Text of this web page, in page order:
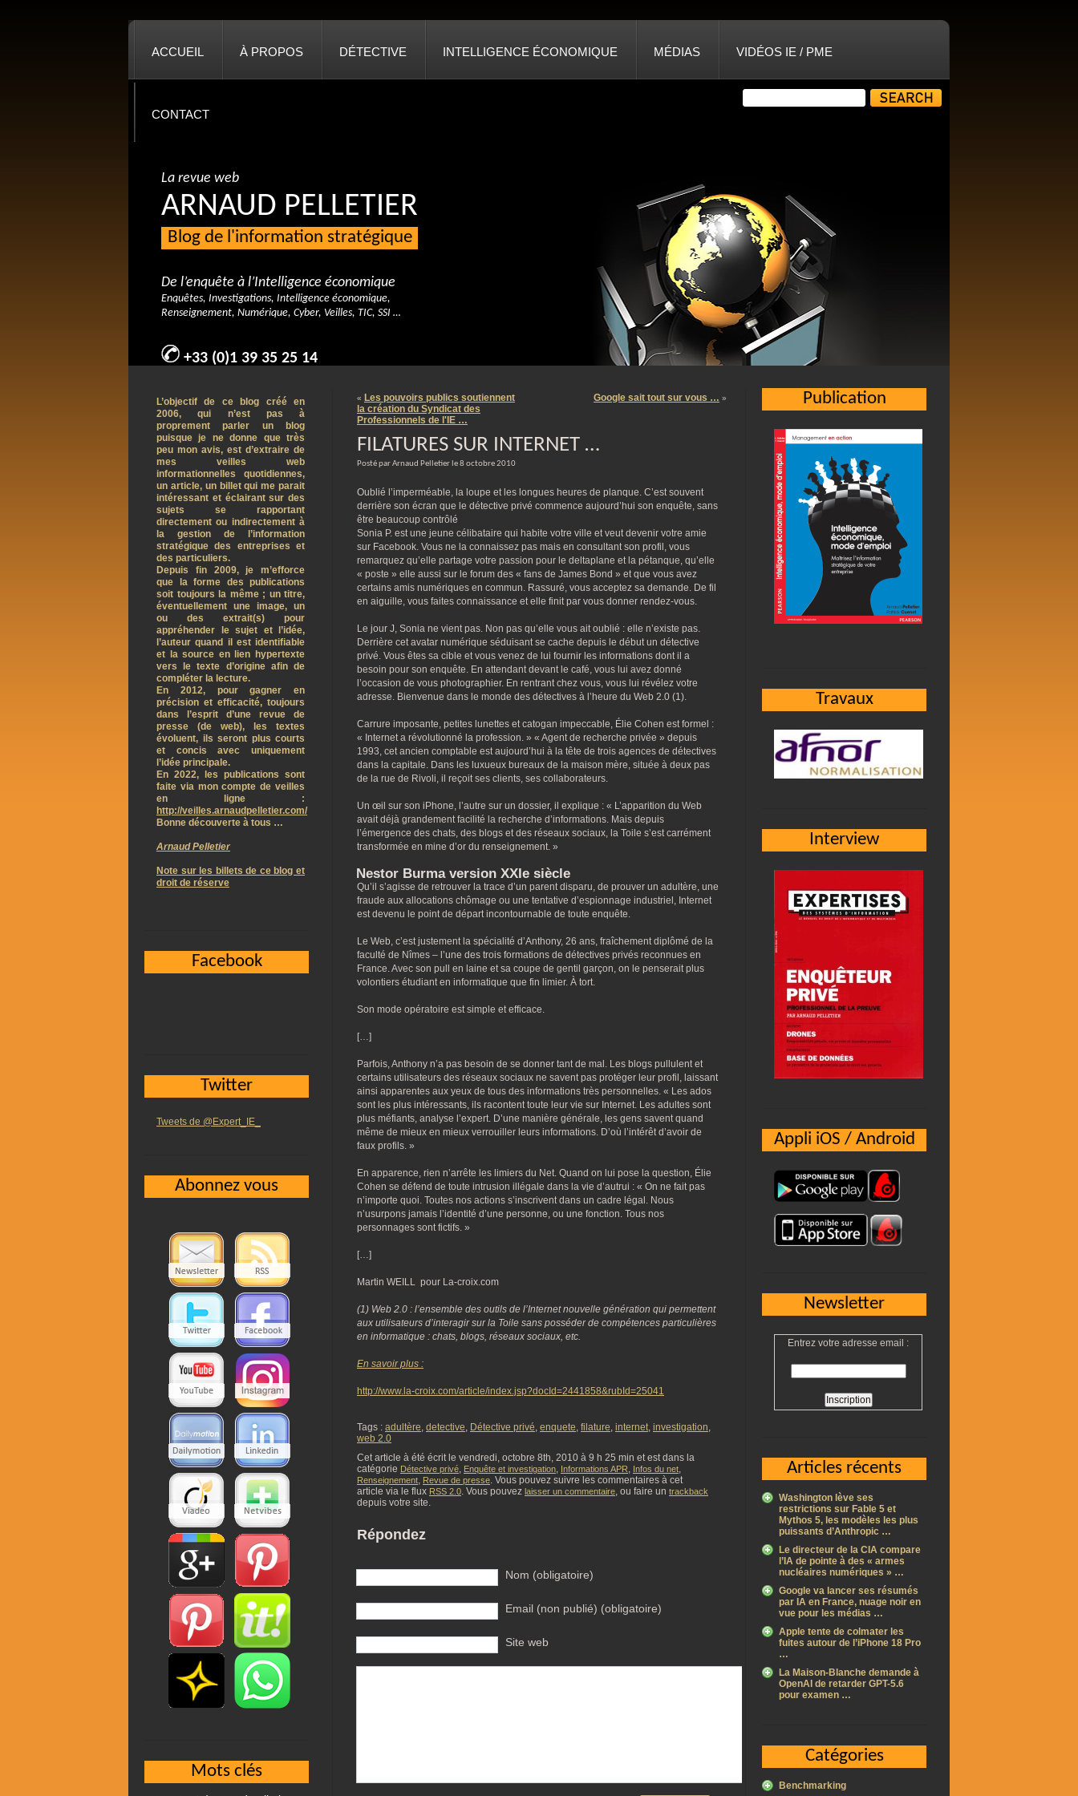
ACCUEIL À PROPOS DÉTECTIVE INTELLIGENCE ÉCONOMIQUE MÉDIAS VIDÉOS IE / PME
CONTACT
La revue web
ARNAUD PELLETIER
Blog de l'information stratégique
De l’enquête à l’Intelligence économique
Enquêtes, Investigations, Intelligence économique,
Renseignement, Numérique, Cyber, Veilles, TIC, SSI …
+33 (0)1 39 35 25 14
« Les pouvoirs publics soutiennent
la création du Syndicat des
Professionnels de l'IE …
Google sait tout sur vous … »
FILATURES SUR INTERNET …
Posté par Arnaud Pelletier le 8 octobre 2010
Oublié l’imperméable, la loupe et les longues heures de planque. C’est souvent
derrière son écran que le détective privé commence aujourd’hui son enquête, sans
être beaucoup contrôlé
Sonia P. est une jeune célibataire qui habite votre ville et veut devenir votre amie
sur Facebook. Vous ne la connaissez pas mais en consultant son profil, vous
remarquez qu’elle partage votre passion pour le deltaplane et la pétanque, qu’elle
« poste » elle aussi sur le forum des « fans de James Bond » et que vous avez
certains amis numériques en commun. Rassuré, vous acceptez sa demande. De fil
en aiguille, vous faites connaissance et elle finit par vous donner rendez-vous.
Le jour J, Sonia ne vient pas. Non pas qu’elle vous ait oublié : elle n’existe pas.
Derrière cet avatar numérique séduisant se cache depuis le début un détective
privé. Vous êtes sa cible et vous venez de lui fournir les informations dont il a
besoin pour son enquête. En attendant devant le café, vous lui avez donné
l’occasion de vous photographier. En rentrant chez vous, vous lui révélez votre
adresse. Bienvenue dans le monde des détectives à l’heure du Web 2.0 (1).
Carrure imposante, petites lunettes et catogan impeccable, Élie Cohen est formel :
« Internet a révolutionné la profession. » « Agent de recherche privée » depuis
1993, cet ancien comptable est aujourd’hui à la tête de trois agences de détectives
dans la capitale. Dans les luxueux bureaux de la maison mère, située à deux pas
de la rue de Rivoli, il reçoit ses clients, ses collaborateurs.
Un œil sur son iPhone, l’autre sur un dossier, il explique : « L’apparition du Web
avait déjà grandement facilité la recherche d’informations. Mais depuis
l’émergence des chats, des blogs et des réseaux sociaux, la Toile s’est carrément
transformée en mine d’or du renseignement. »
Nestor Burma version XXIe siècle
Qu’il s’agisse de retrouver la trace d’un parent disparu, de prouver un adultère, une
fraude aux allocations chômage ou une tentative d’espionnage industriel, Internet
est devenu le point de départ incontournable de toute enquête.
Le Web, c’est justement la spécialité d’Anthony, 26 ans, fraîchement diplômé de la
faculté de Nîmes – l’une des trois formations de détectives privés reconnues en
France. Avec son pull en laine et sa coupe de gentil garçon, on le penserait plus
volontiers étudiant en informatique que fin limier. À tort.
Son mode opératoire est simple et efficace.
[…]
Parfois, Anthony n’a pas besoin de se donner tant de mal. Les blogs pullulent et
certains utilisateurs des réseaux sociaux ne savent pas protéger leur profil, laissant
ainsi apparentes aux yeux de tous des informations très personnelles. « Les ados
sont les plus intéressants, ils racontent toute leur vie sur Internet. Les adultes sont
plus méfiants, analyse l’expert. D’une manière générale, les gens savent quand
même de mieux en mieux verrouiller leurs informations. D’où l’intérêt d’avoir de
faux profils. »
En apparence, rien n’arrête les limiers du Net. Quand on lui pose la question, Élie
Cohen se défend de toute intrusion illégale dans la vie d’autrui : « On ne fait pas
n’importe quoi. Toutes nos actions s’inscrivent dans un cadre légal. Nous
n’usurpons jamais l’identité d’une personne, ou une fonction. Tous nos
personnages sont fictifs. »
[…]
Martin WEILL pour La-croix.com
(1) Web 2.0 : l’ensemble des outils de l’Internet nouvelle génération qui permettent
aux utilisateurs d’interagir sur la Toile sans posséder de compétences particulières
en informatique : chats, blogs, réseaux sociaux, etc.
En savoir plus :
http://www.la-croix.com/article/index.jsp?docId=2441858&rubId=25041
Tags : adultère, detective, Détective privé, enquete, filature, internet, investigation,
web 2.0
Cet article à été écrit le vendredi, octobre 8th, 2010 à 9 h 25 min et est dans la
catégorie Détective privé, Enquête et investigation, Informations APR, Infos du net,
Renseignement, Revue de presse. Vous pouvez suivre les commentaires à cet
article via le flux RSS 2.0. Vous pouvez laisser un commentaire, ou faire un trackback
depuis votre site.
Répondez
Nom (obligatoire)
Email (non publié) (obligatoire)
Site web
Publication
Travaux
Interview
Appli iOS / Android
Newsletter
Entrez votre adresse email :
Articles récents
Washington lève ses
restrictions sur Fable 5 et
Mythos 5, les modèles les plus
puissants d’Anthropic …
Le directeur de la CIA compare
l’IA de pointe à des « armes
nucléaires numériques » …
Google va lancer ses résumés
par IA en France, nuage noir en
vue pour les médias …
Apple tente de colmater les
fuites autour de l’iPhone 18 Pro
…
La Maison-Blanche demande à
OpenAI de retarder GPT-5.6
pour examen …
Catégories
Benchmarking
L’objectif de ce blog créé en
2006, qui n’est pas à
proprement parler un blog
puisque je ne donne que très
peu mon avis, est d’extraire de
mes veilles web
informationnelles quotidiennes,
un article, un billet qui me parait
intéressant et éclairant sur des
sujets se rapportant
directement ou indirectement à
la gestion de l’information
stratégique des entreprises et
des particuliers.
Depuis fin 2009, je m’efforce
que la forme des publications
soit toujours la même ; un titre,
éventuellement une image, un
ou des extrait(s) pour
appréhender le sujet et l’idée,
l’auteur quand il est identifiable
et la source en lien hypertexte
vers le texte d’origine afin de
compléter la lecture.
En 2012, pour gagner en
précision et efficacité, toujours
dans l’esprit d’une revue de
presse (de web), les textes
évoluent, ils seront plus courts
et concis avec uniquement
l’idée principale.
En 2022, les publications sont
faite via mon compte de veilles
en ligne :
http://veilles.arnaudpelletier.com/
Bonne découverte à tous …
Arnaud Pelletier
Note sur les billets de ce blog et
droit de réserve
Facebook
Twitter
Tweets de @Expert_IE_
Abonnez vous
Mots clés